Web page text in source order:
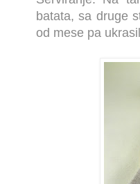
batata, sa druge
od mese pa